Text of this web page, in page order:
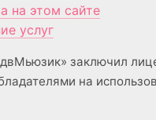
на этом сайте
услуг
заключил
на